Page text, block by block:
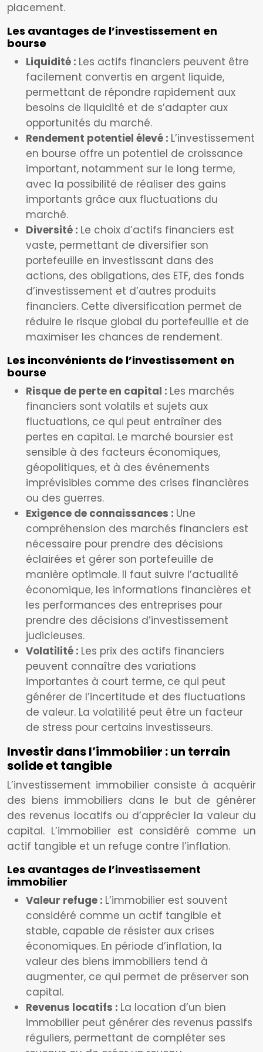
placement.
Les avantages de l’investissement en
bourse
Liquidité : Les actifs financiers peuvent être
facilement convertis en argent liquide,
permettant de répondre rapidement aux
besoins de liquidité et de s’adapter aux
opportunités du marché.
Rendement potentiel élevé : L’investissement
en bourse offre un potentiel de croissance
important, notamment sur le long terme,
avec la possibilité de réaliser des gains
importants grâce aux fluctuations du
marché.
Diversité : Le choix d’actifs financiers est
vaste, permettant de diversifier son
portefeuille en investissant dans des
actions, des obligations, des ETF, des fonds
d’investissement et d’autres produits
financiers. Cette diversification permet de
réduire le risque global du portefeuille et de
maximiser les chances de rendement.
Les inconvénients de l’investissement en
bourse
Risque de perte en capital : Les marchés
financiers sont volatils et sujets aux
fluctuations, ce qui peut entraîner des
pertes en capital. Le marché boursier est
sensible à des facteurs économiques,
géopolitiques, et à des événements
imprévisibles comme des crises financières
ou des guerres.
Exigence de connaissances : Une
compréhension des marchés financiers est
nécessaire pour prendre des décisions
éclairées et gérer son portefeuille de
manière optimale. Il faut suivre l’actualité
économique, les informations financières et
les performances des entreprises pour
prendre des décisions d’investissement
judicieuses.
Volatilité : Les prix des actifs financiers
peuvent connaître des variations
importantes à court terme, ce qui peut
générer de l’incertitude et des fluctuations
de valeur. La volatilité peut être un facteur
de stress pour certains investisseurs.
Investir dans l’immobilier : un terrain
solide et tangible
L’investissement immobilier consiste à acquérir
des biens immobiliers dans le but de générer
des revenus locatifs ou d’apprécier la valeur du
capital. L’immobilier est considéré comme un
actif tangible et un refuge contre l’inflation.
Les avantages de l’investissement
immobilier
Valeur refuge : L’immobilier est souvent
considéré comme un actif tangible et
stable, capable de résister aux crises
économiques. En période d’inflation, la
valeur des biens immobiliers tend à
augmenter, ce qui permet de préserver son
capital.
Revenus locatifs : La location d’un bien
immobilier peut générer des revenus passifs
réguliers, permettant de compléter ses